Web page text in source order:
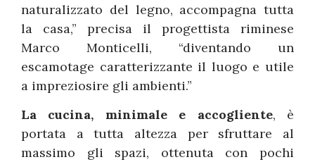
naturalizzato del legno, accompagna tutta
la casa,” precisa il progettista riminese
Marco Monticelli, “diventando un
escamotage caratterizzante il luogo e utile
a impreziosire gli ambienti.”
La cucina, minimale e accogliente, è
portata a tutta altezza per sfruttare al
massimo gli spazi, ottenuta con pochi